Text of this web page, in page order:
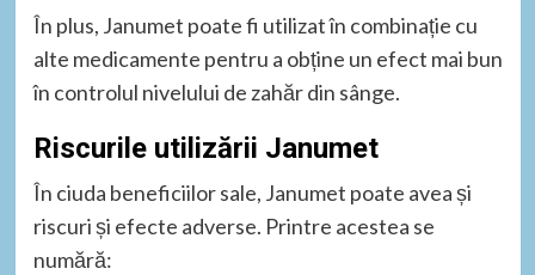
În plus, Janumet poate fi utilizat în combinație cu
alte medicamente pentru a obține un efect mai bun
în controlul nivelului de zahăr din sânge.
Riscurile utilizării Janumet
În ciuda beneficiilor sale, Janumet poate avea și
riscuri și efecte adverse. Printre acestea se
numără: